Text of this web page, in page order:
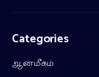
Categories
ஆன்மீகம்